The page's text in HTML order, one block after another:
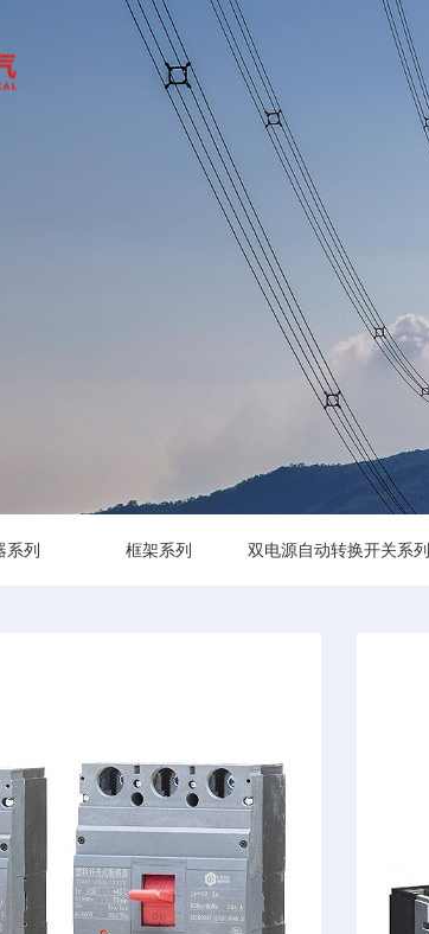
系列 框架系列 双电源自动转换开关系列